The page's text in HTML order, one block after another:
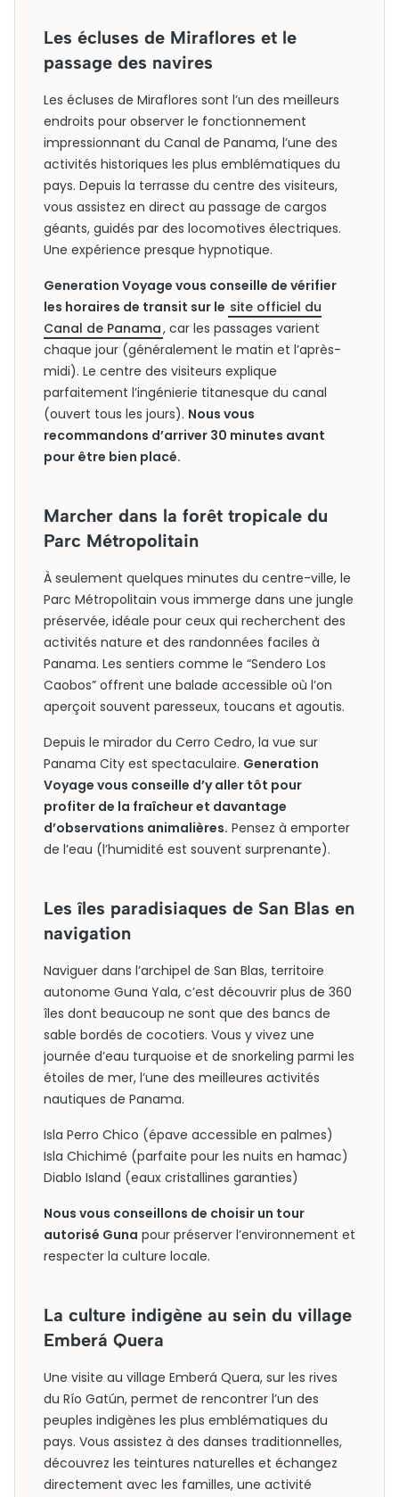
Les écluses de Miraflores et le
passage des navires
Les écluses de Miraflores sont l’un des meilleurs
endroits pour observer le fonctionnement
impressionnant du Canal de Panama, l’une des
activités historiques les plus emblématiques du
pays. Depuis la terrasse du centre des visiteurs,
vous assistez en direct au passage de cargos
géants, guidés par des locomotives électriques.
Une expérience presque hypnotique.
Generation Voyage vous conseille de vérifier
les horaires de transit sur le site officiel du
Canal de Panama, car les passages varient
chaque jour (généralement le matin et l’après-
midi). Le centre des visiteurs explique
parfaitement l’ingénierie titanesque du canal
(ouvert tous les jours). Nous vous
recommandons d’arriver 30 minutes avant
pour être bien placé.
Marcher dans la forêt tropicale du
Parc Métropolitain
À seulement quelques minutes du centre-ville, le
Parc Métropolitain vous immerge dans une jungle
préservée, idéale pour ceux qui recherchent des
activités nature et des randonnées faciles à
Panama. Les sentiers comme le “Sendero Los
Caobos” offrent une balade accessible où l’on
aperçoit souvent paresseux, toucans et agoutis.
Depuis le mirador du Cerro Cedro, la vue sur
Panama City est spectaculaire. Generation
Voyage vous conseille d’y aller tôt pour
profiter de la fraîcheur et davantage
d’observations animalières. Pensez à emporter
de l’eau (l’humidité est souvent surprenante).
Les îles paradisiaques de San Blas en
navigation
Naviguer dans l’archipel de San Blas, territoire
autonome Guna Yala, c’est découvrir plus de 360
îles dont beaucoup ne sont que des bancs de
sable bordés de cocotiers. Vous y vivez une
journée d’eau turquoise et de snorkeling parmi les
étoiles de mer, l’une des meilleures activités
nautiques de Panama.
Isla Perro Chico (épave accessible en palmes)
Isla Chichimé (parfaite pour les nuits en hamac)
Diablo Island (eaux cristallines garanties)
Nous vous conseillons de choisir un tour
autorisé Guna pour préserver l’environnement et
respecter la culture locale.
La culture indigène au sein du village
Emberá Quera
Une visite au village Emberá Quera, sur les rives
du Río Gatún, permet de rencontrer l’un des
peuples indigènes les plus emblématiques du
pays. Vous assistez à des danses traditionnelles,
découvrez les teintures naturelles et échangez
directement avec les familles, une activité